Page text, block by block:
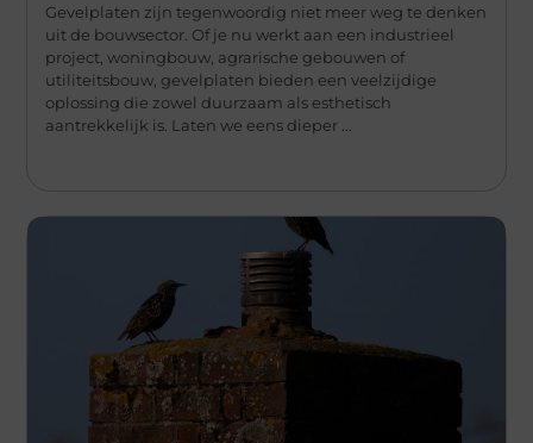
Gevelplaten zijn tegenwoordig niet meer weg te denken
uit de bouwsector. Of je nu werkt aan een industrieel
project, woningbouw, agrarische gebouwen of
utiliteitsbouw, gevelplaten bieden een veelzijdige
oplossing die zowel duurzaam als esthetisch
aantrekkelijk is. Laten we eens dieper ...